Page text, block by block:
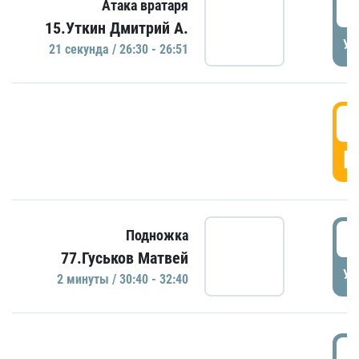
Атака вратаря
15.Уткин Дмитрий А.
21 секундa / 26:30 - 26:51
Подножка
77.Гуськов Матвей
2 минуты / 30:40 - 32:40